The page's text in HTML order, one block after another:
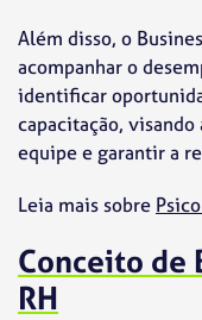
Além disso, o
acompanhar o
identificar
capacitação,
equipe e garantir a
Leia mais sobre
Conceito de
RH